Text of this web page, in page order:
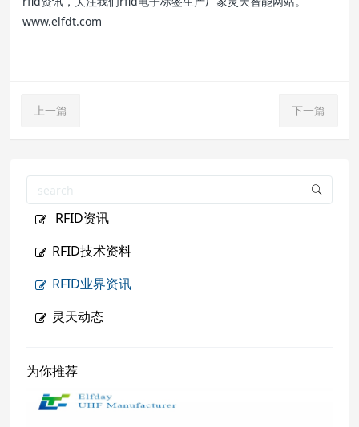
www.elfdt.com
上一篇 下一篇
RFID资讯
RFID技术资料
RFID业界资讯
灵天动态
为你推荐